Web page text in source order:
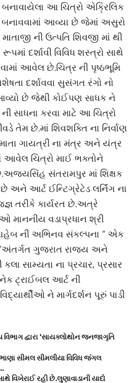
આ ચિત્રો એક્રિલિક
બનાવવામાં આવ્યા છે જેમાં અસુરો
ની ઉત્પતિ શિવજી માં થી
દર્શાવી વિવિધ શસ્ત્રો સાથે
આવેલ છે.ચિત્ર ની પૃષ્ઠભૂમિ
દર્શાવવા સુસંગત રંગો નો
છે જેથી કોઈપણ સાધક ને
સાધના કરવા માટે આ ચિત્રો
તેમ છે.માં શિવશક્તિ ના નિર્વાણ
ગાયત્રી ના મંત્ર અને યંત્ર
આવેલ ચિત્રો માઈ ભક્તોને
સંતરામપુર માં શિક્ષક
અને આર્ટ ઈન્ટિગ્રેટેડ લર્નિંગ ના
તરીકે કાર્યરત છે.અત્રે
વડાપ્રધાન શ્રી
ની અભિનવ સંકલ્પના “ એક
“અંતર્ગત ગુજરાત રાજ્ય અને
સામ્યતા ના પ્રચાર, પ્રસાર
ટ્રાઈબલ આર્ટ ની
ને માર્ગદર્શન પૂરું પાડી
દ્વારા ‘સાયક્લોથોન જનજાગૃતિ
સીમલ સીમલીયા વિવિધ જંગલ
વિખેરાઈ રહી છે.લુણાવાડાની યાદો